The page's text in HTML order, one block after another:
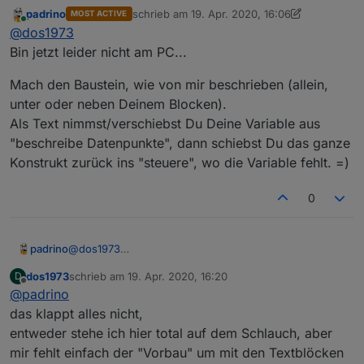
in mein Blockly ohne es zu zerstören...
Online
padrino MOST ACTIVE schrieb am 19. Apr. 2020, 16:06
zuletzt editiert von padrino
@dos1973
Bin jetzt leider nicht am PC...
Mach den Baustein, wie von mir beschrieben (allein,
unter oder neben Deinem Blocken).
Als Text nimmst/verschiebst Du Deine Variable aus
"beschreibe Datenpunkte", dann schiebst Du das ganze
Konstrukt zurück ins "steuere", wo die Variable fehlt. =)
0
padrino@dos1973
Mach den Baustein, wie von mir beschrieben (allein,
Als Text nimmst/verschiebst Du Deine Variable aus
"beschreibe Datenpunkte", dann schiebst Du das
ganze Konstrukt zurück ins "steuere", wo die Variable
fehlt. =)
D
Offline
dos1973schrieb am 19. Apr. 2020, 16:20
zuletzt editiert von
@padrino
das klappt alles nicht,
entweder stehe ich hier total auf dem Schlauch, aber
mir fehlt einfach der "Vorbau" um mit den Textblöcken